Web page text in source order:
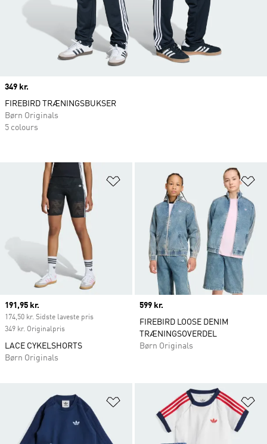
Føj til ønskeliste
Current price
191,95 kr.
174,50 kr. Sidste laveste pris
349 kr. Originalpris
LACE CYKELSHORTS
Børn Originals
Price
599 kr.
FIREBIRD LOOSE DENIM
TRÆNINGSOVERDEL
Børn Originals
Føj til ønskeliste
Price
349 kr.
FIREBIRD TRÆNINGSBUKSER
Børn Originals
5 colours